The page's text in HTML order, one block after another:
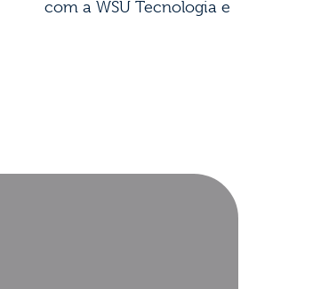
com a WSU Tecnologia e